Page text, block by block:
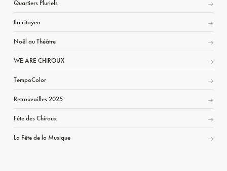
Quartiers Pluriels
Ilo citoyen
Noël au Théâtre
WE ARE CHIROUX
TempoColor
Retrouvailles 2025
Fête des Chiroux
La Fête de la Musique